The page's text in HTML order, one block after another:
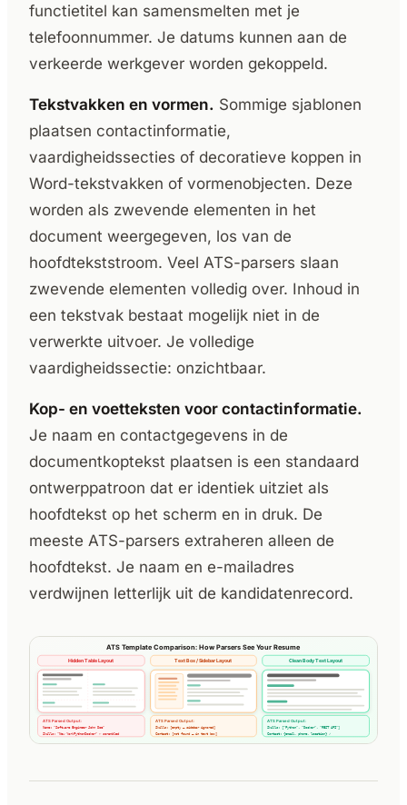
functietitel kan samensmelten met je
telefoonnummer. Je datums kunnen aan de
verkeerde werkgever worden gekoppeld.
Tekstvakken en vormen. Sommige sjablonen
plaatsen contactinformatie,
vaardigheidssecties of decoratieve koppen in
Word-tekstvakken of vormenobjecten. Deze
worden als zwevende elementen in het
document weergegeven, los van de
hoofdtekststroom. Veel ATS-parsers slaan
zwevende elementen volledig over. Inhoud in
een tekstvak bestaat mogelijk niet in de
verwerkte uitvoer. Je volledige
vaardigheidssectie: onzichtbaar.
Kop- en voetteksten voor contactinformatie.
Je naam en contactgegevens in de
documentkoptekst plaatsen is een standaard
ontwerppatroon dat er identiek uitziet als
hoofdtekst op het scherm en in druk. De
meeste ATS-parsers extraheren alleen de
hoofdtekst. Je naam en e-mailadres
verdwijnen letterlijk uit de kandidatenrecord.